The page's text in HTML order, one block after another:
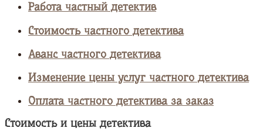
Работа частный детектив
Стоимость частного детектива
Аванс частного детектива
Изменение цены услуг частного детектива
Оплата частного детектива за заказ
Стоимость и цены детектива